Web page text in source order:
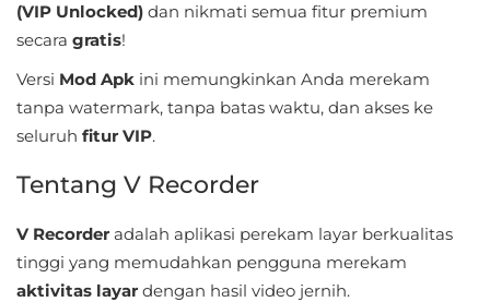
Puzzle
Racing
Role
Playing
Sandbox
Shooting
(VIP Unlocked) dan nikmati semua fitur premium
secara gratis!
Versi Mod Apk ini memungkinkan Anda merekam
tanpa watermark, tanpa batas waktu, dan akses ke
seluruh fitur VIP.
Tentang V Recorder
V Recorder adalah aplikasi perekam layar berkualitas
tinggi yang memudahkan pengguna merekam
aktivitas layar dengan hasil video jernih.